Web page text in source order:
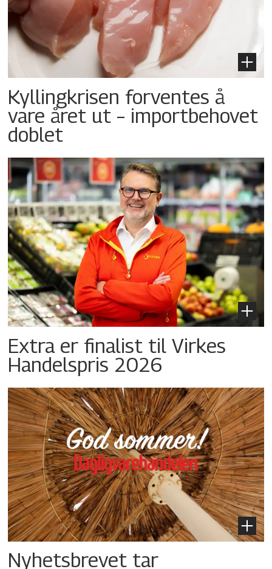
Kyllingkrisen forventes å
vare året ut – importbehovet
doblet
Extra er finalist til Virkes
Handelspris 2026
Nyhetsbrevet tar